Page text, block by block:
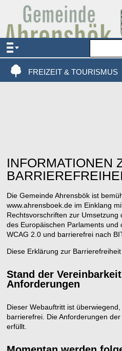
AKTUELLES & SERVICE
VERWALTUNG & POLITIK
FREIZEIT & TOURISMUS
INFORMATIONEN
Die Gemeinde Ahrensbök ist
www.ahrensboek.de im Einklang
Rechtsvorschriften zur Umsetzung
des Europäischen Parlaments und
WCAG 2.0 und barrierefrei nach
Diese Erklärung zur
Stand der
Anforderungen
Dieser Webauftritt ist
barrierefrei. Die Anforderungen
erfüllt.